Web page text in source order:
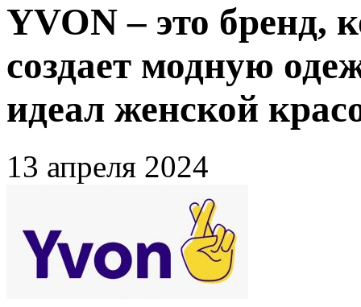
YVON – это бренд,
создает модную
идеал женской
13 апреля 2024